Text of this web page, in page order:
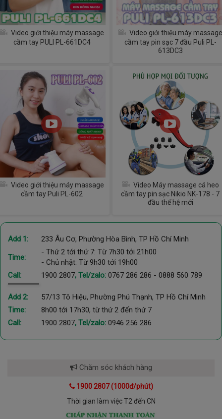
Video giới thiệu máy massage
cầm tay PULI PL-661DC4
Video giới thiệu máy massage
cầm tay pin sạc 7 đầu Puli PL-
613DC3
Video giới thiệu máy massage
cầm tay Puli PL-602
Video Máy massage cá heo
cầm tay pin sạc Nikio NK-178 - 7
đầu thế hệ mới
Add 1: 233 Âu Cơ, Phường Hòa Bình, TP Hồ Chí Minh
Time:
- Thứ 2 tới thứ 7: Từ 7h30 tới 21h00
- Chủ nhật: Từ 9h30 tới 19h00
Call:
1900 2807, Tel/zalo: 0767 286 286 - 0888 560 789
Add 2:
57/13 Tô Hiệu, Phường Phú Thạnh, TP Hồ Chí Minh
Time:
8h00 tới 17h30, từ thứ 2 đến thứ 7
Call:
1900 2807, Tel/zalo: 0946 256 286
Chăm sóc khách hàng
1900 2807 (1000đ/phút)
Thời gian làm việc T2 đến CN